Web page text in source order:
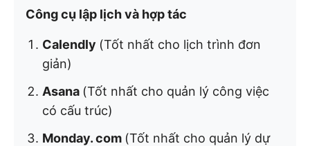
Công cụ lập lịch và hợp tác
Calendly (Tốt nhất cho lịch trình đơn
giản)
Asana (Tốt nhất cho quản lý công việc
có cấu trúc)
Monday. com (Tốt nhất cho quản lý dự